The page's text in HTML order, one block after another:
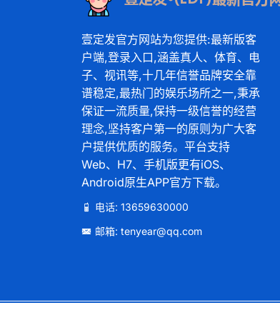
壹定发官方网站为您提供:最新版客
户端,登录入口,涵盖真人、体育、电
子、视讯等,十几年信誉品牌安全靠
谱稳定,最热门的娱乐场所之一,秉承
保证一流质量,保持一级信誉的经营
理念,坚持客户第一的原则为广大客
户提供优质的服务。平台支持
Web、H7、手机版更有iOS、
Android原生APP官方下载。
电话: 13659630000
邮箱: tenyear@qq.com